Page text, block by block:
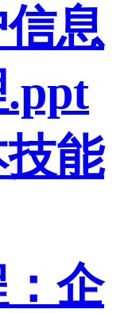
息
能
企